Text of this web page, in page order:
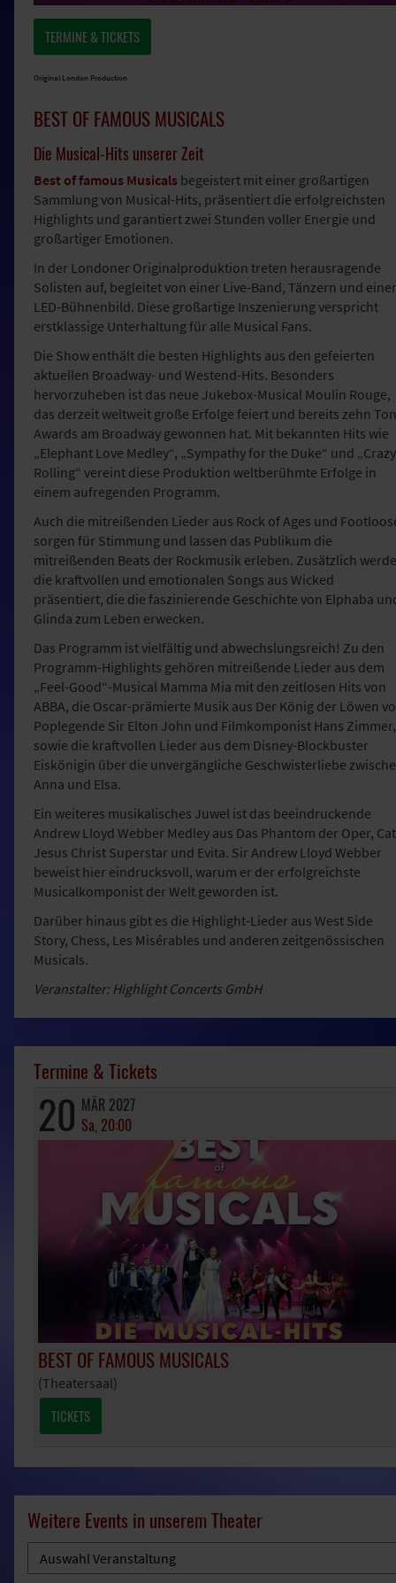
TERMINE & TICKETS
Original London Production
BEST OF FAMOUS MUSICALS
Die Musical-Hits unserer Zeit
Best of famous Musicals begeistert mit einer großartigen
Sammlung von Musical-Hits, präsentiert die erfolgreichsten
Highlights und garantiert zwei Stunden voller Energie und
großartiger Emotionen.
In der Londoner Originalproduktion treten herausragende
Solisten auf, begleitet von einer Live-Band, Tänzern und
LED-Bühnenbild. Diese großartige Inszenierung verspricht
erstklassige Unterhaltung für alle Musical Fans.
Die Show enthält die besten Highlights aus den gefeierten
aktuellen Broadway- und Westend-Hits. Besonders
hervorzuheben ist das neue Jukebox-Musical Moulin Rouge,
das derzeit weltweit große Erfolge feiert und bereits zehn
Awards am Broadway gewonnen hat. Mit bekannten Hits wie
„Elephant Love Medley“, „Sympathy for the Duke“ und „Crazy
Rolling“ vereint diese Produktion weltberühmte Erfolge in
einem aufregenden Programm.
Auch die mitreißenden Lieder aus Rock of Ages und
sorgen für Stimmung und lassen das Publikum die
mitreißenden Beats der Rockmusik erleben. Zusätzlich
die kraftvollen und emotionalen Songs aus Wicked
präsentiert, die die faszinierende Geschichte von Elphaba
Glinda zum Leben erwecken.
Das Programm ist vielfältig und abwechslungsreich! Zu den
Programm-Highlights gehören mitreißende Lieder aus dem
„Feel-Good“-Musical Mamma Mia mit den zeitlosen Hits von
ABBA, die Oscar-prämierte Musik aus Der König der Löwen
Poplegende Sir Elton John und Filmkomponist Hans Zimmer,
sowie die kraftvollen Lieder aus dem Disney-Blockbuster
Eiskönigin über die unvergängliche Geschwisterliebe
Anna und Elsa.
Ein weiteres musikalisches Juwel ist das beeindruckende
Andrew Lloyd Webber Medley aus Das Phantom der Oper,
Jesus Christ Superstar und Evita. Sir Andrew Lloyd Webber
beweist hier eindrucksvoll, warum er der erfolgreichste
Musicalkomponist der Welt geworden ist.
Darüber hinaus gibt es die Highlight-Lieder aus West Side
Story, Chess, Les Misérables und anderen zeitgenössischen
Musicals.
Veranstalter: Highlight Concerts GmbH
Termine & Tickets
20 MÄR 2027
Sa, 20:00
BEST OF FAMOUS MUSICALS
(Theatersaal)
TICKETS
Weitere Events in unserem Theater